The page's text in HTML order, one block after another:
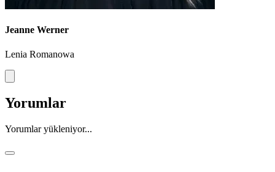
Jeanne Werner
Lenia Romanowa
Yorumlar
Yorumlar yükleniyor...